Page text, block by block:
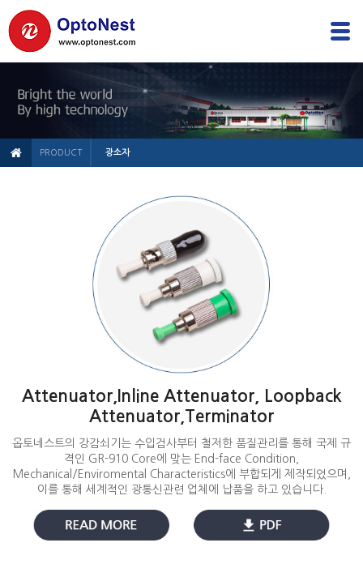
PRODUCT 광소자
Attenuator,Inline Attenuator, Loopback
Attenuator,Terminator
옵토네스트의 강감쇠기는 수입검사부터 철저한 품질관리를 통해 국제 규
격인 GR-910 Core에 맞는 End-face Condition,
Mechanical/Enviromental Characteristics에 부합되게 제작되었으며,
이를 통해 세계적인 광통신관련 업체에 납품을 하고 있습니다.